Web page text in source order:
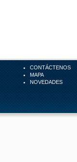
CONTÁCTENOS
MAPA
NOVEDADES